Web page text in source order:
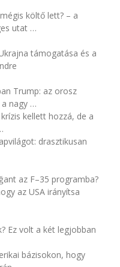
költő lett? – a
utat …
támogatása és a
Trump: az orosz
nagy …
kellett hozzá, de a
drasztikusan
az F–35 programba?
az USA irányítsa
Ez volt a két legjobban
bázisokon, hogy